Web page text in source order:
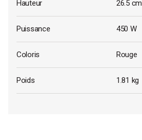
Hauteur 26.5 cm
Puissance 450 W
Coloris Rouge
Poids 1.81 kg